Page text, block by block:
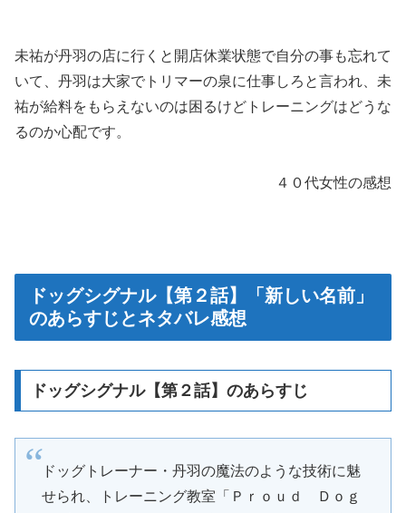
未祐が丹羽の店に行くと開店休業状態で自分の事も忘れて
いて、丹羽は大家でトリマーの泉に仕事しろと言われ、未
祐が給料をもらえないのは困るけどトレーニングはどうな
るのか心配です。
４０代女性の感想
ドッグシグナル【第２話】「新しい名前」
のあらすじとネタバレ感想
ドッグシグナル【第２話】のあらすじ
ドッグトレーナー・丹羽の魔法のような技術に魅
せられ、トレーニング教室「Ｐｒｏｕｄ Ｄｏｇ